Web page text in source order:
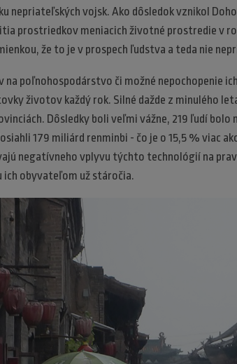
nepriateľských vojsk. Ako dôsledok vznikol
prostriedkov meniacich životné prostredie v
že to je v prospech ľudstva a teda nie
na poľnohospodárstvo či možné nepochopenie
životov každý rok. Silné dažde z minulého
Dôsledky boli veľmi vážne, 219 ľudí
179 miliárd renminbi - čo je o 15,5 % viac
negatívneho vplyvu týchto technológií na
ich obyvateľom už stáročia.